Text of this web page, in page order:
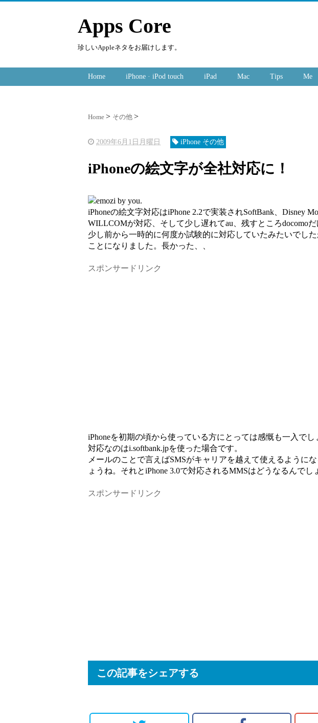
Apps Core
珍しいAppleネタをお届けします。
Home iPhone · iPod touch iPad Mac Tips Me
Home その他
2009年6月1日月曜日 iPhone その他
iPhoneの絵文字が全社対応に！
iPhoneの絵文字対応はiPhone 2.2で実装されSoftBank、Disney
WILLCOMが対応、そして少し遅れてau、残すところdocomoだ
少し前から一時的に何度か試験的に対応していたみたいでし
ことになりました。長かった、、
スポンサードリンク
iPhoneを初期の頃から使っている方にとっては感慨も一入で
対応なのはi.softbank.jpを使った場合です。
メールのことで言えばSMSがキャリアを越えて使えるように
ょうね。それとiPhone 3.0で対応されるMMSはどうなるんでし
スポンサードリンク
この記事をシェアする